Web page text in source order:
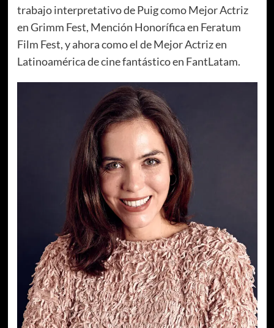
trabajo interpretativo de Puig como Mejor Actriz
en Grimm Fest, Mención Honorífica en Feratum
Film Fest, y ahora como el de Mejor Actriz en
Latinoamérica de cine fantástico en FantLatam.